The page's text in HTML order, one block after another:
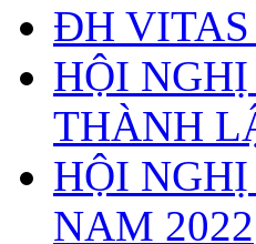
ĐH VITAS
HỘI
THÀNH
HỘI
NAM 2022